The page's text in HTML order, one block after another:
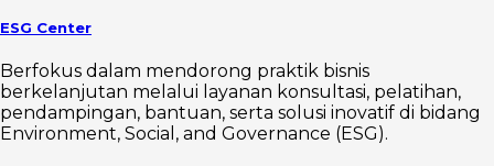
ESG Center
Berfokus dalam mendorong praktik bisnis
berkelanjutan melalui layanan konsultasi, pelatihan,
pendampingan, bantuan, serta solusi inovatif di bidang
Environment, Social, and Governance (ESG).